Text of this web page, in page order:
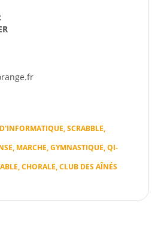
SCRABBLE,
MARCHE, GYMNASTIQUE, QI-
CHORALE, CLUB DES AÎNÉS
Agenda